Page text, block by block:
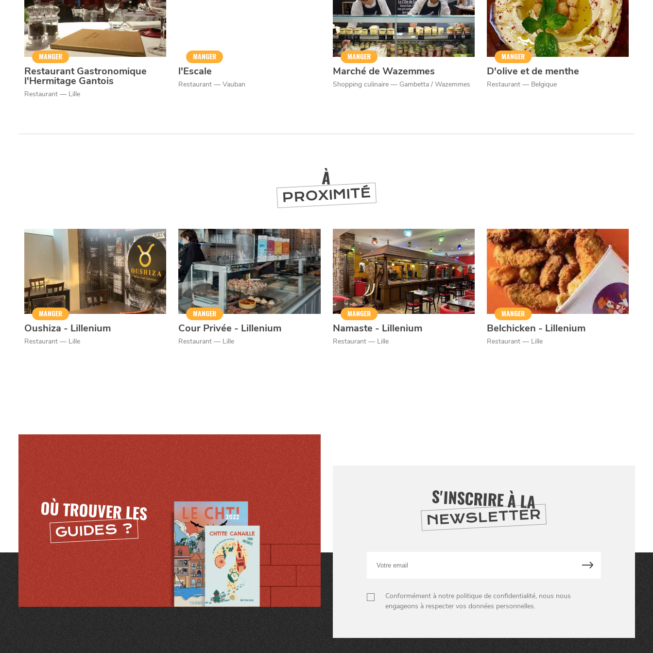
Qui sommes-nous ? Grande Cause
Nous contacter
Politique éditoriale
MANGER
Restaurant Gastronomique
l'Hermitage Gantois
Restaurant — Lille
MANGER
l'Escale
Restaurant — Vauban
MANGER
Marché de Wazemmes
Shopping culinaire — Gambetta / Wazemmes
MANGER
D'olive et de menthe
Restaurant — Belgique
À
PROXIMITÉ
MANGER
Oushiza - Lillenium
Restaurant — Lille
MANGER
Cour Privée - Lillenium
Restaurant — Lille
MANGER
Namaste - Lillenium
Restaurant — Lille
MANGER
Belchicken - Lillenium
Restaurant — Lille
OÙ TROUVER LES
GUIDES ?
S'INSCRIRE À LA
NEWSLETTER
email
Conformément à notre politique de confidentialité, nous nous
engageons à respecter vos données personnelles.